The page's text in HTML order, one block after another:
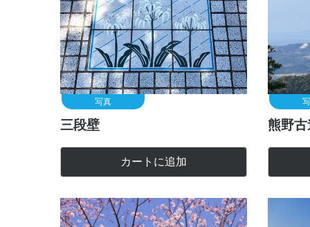
写真
三段壁
カートに追加
熊野